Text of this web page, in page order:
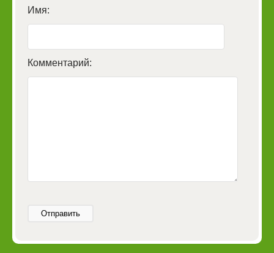
Имя:
Комментарий:
Отправить